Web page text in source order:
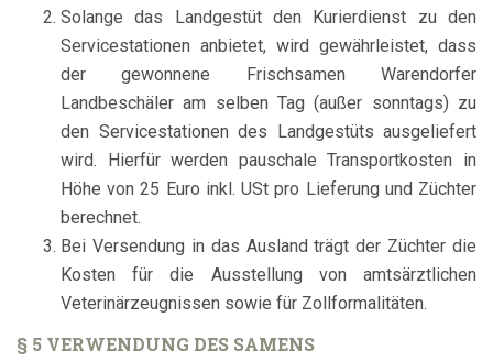
Solange das Landgestüt den Kurierdienst zu den
Servicestationen anbietet, wird gewährleistet, dass
der gewonnene Frischsamen Warendorfer
Landbeschäler am selben Tag (außer sonntags) zu
den Servicestationen des Landgestüts ausgeliefert
wird. Hierfür werden pauschale Transportkosten in
Höhe von 25 Euro inkl. USt pro Lieferung und Züchter
berechnet.
Bei Versendung in das Ausland trägt der Züchter die
Kosten für die Ausstellung von amtsärztlichen
Veterinärzeugnissen sowie für Zollformalitäten.
§ 5 VERWENDUNG DES SAMENS